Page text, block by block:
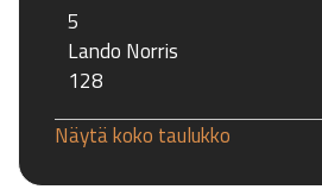
5
Lando Norris
128
Näytä koko taulukko